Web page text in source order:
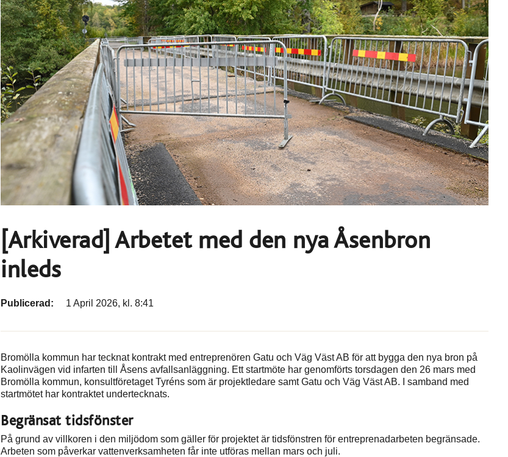
[Arkiverad] Arbetet med den nya Åsenbron
inleds
Publicerad: 1 April 2026, kl. 8:41
Bromölla kommun har tecknat kontrakt med entreprenören Gatu och Väg Väst AB för att bygga den nya bron på
Kaolinvägen vid infarten till Åsens avfallsanläggning. Ett startmöte har genomförts torsdagen den 26 mars med
Bromölla kommun, konsultföretaget Tyréns som är projektledare samt Gatu och Väg Väst AB. I samband med
startmötet har kontraktet undertecknats.
Begränsat tidsfönster
På grund av villkoren i den miljödom som gäller för projektet är tidsfönstren för entreprenadarbeten begränsade.
Arbeten som påverkar vattenverksamheten får inte utföras mellan mars och juli.